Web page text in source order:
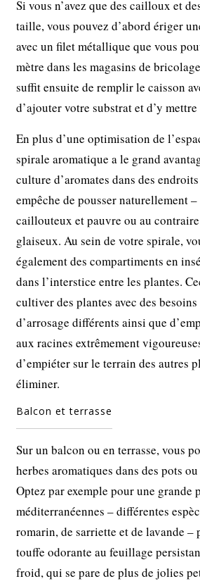
Si vous n’avez que des cailloux et
taille, vous pouvez d’abord ériger
avec un filet métallique que vous
mètre dans les magasins de
suffit ensuite de remplir le caisson
d’ajouter votre substrat et d’y
En plus d’une optimisation de
spirale aromatique a le grand
culture d’aromates dans des
empêche de pousser naturellement
caillouteux et pauvre ou au
glaiseux. Au sein de votre spirale,
également des compartiments en
dans l’interstice entre les plantes.
cultiver des plantes avec des
d’arrosage différents ainsi que
aux racines extrêmement
d’empiéter sur le terrain des autres
éliminer.
Balcon et terrasse
Sur un balcon ou en terrasse, vous
herbes aromatiques dans des pots
Optez par exemple pour une grande
méditerranéennes – différentes
romarin, de sarriette et de lavande –
touffe odorante au feuillage
froid, qui se pare de plus de jolies